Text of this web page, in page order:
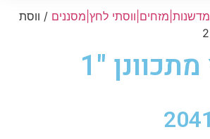
מדשנות|מזחים|ווסתי לחץ|מסננים / ווסת
ווסת לחץ מתכוונן "1